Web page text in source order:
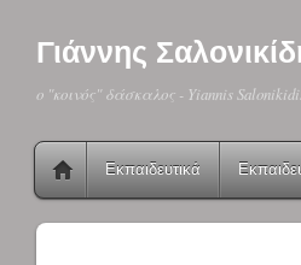
Γιάννης
o "κοινός" δάσκαλος - Yiannis
Εκπαιδευτικά